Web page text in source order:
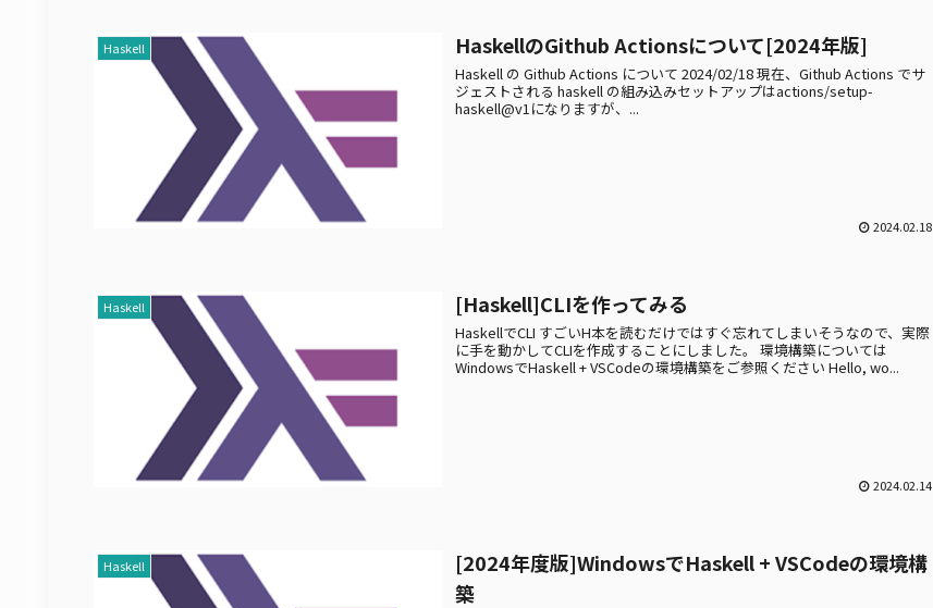
Haskell HaskellのGithub Actionsについて[2024年版]
Haskell の Github Actions について 2024/02/18 現在、Github Actions でサ
ジェストされる haskell の組み込みセットアップはactions/setup-
haskell@v1になりますが、...
2024.02.18
Haskell [Haskell]CLIを作ってみる
HaskellでCLI すごいH本を読むだけではすぐ忘れてしまいそうなので、実際
に手を動かしてCLIを作成することにしました。 環境構築については
WindowsでHaskell + VSCodeの環境構築をご参照ください Hello, wo...
2024.02.14
Haskell
[2024年度版]WindowsでHaskell + VSCodeの環境構
築